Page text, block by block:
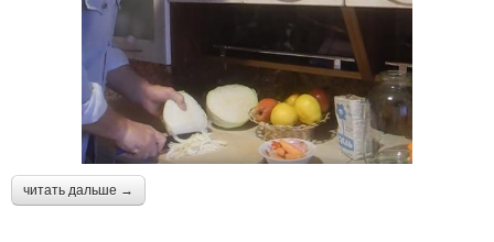
читать дальше →